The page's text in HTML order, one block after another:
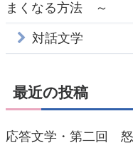
まくなる方法 ～
対話文学
最近の投稿
応答文学・第二回